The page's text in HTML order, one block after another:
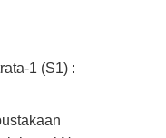
1 (S1) :